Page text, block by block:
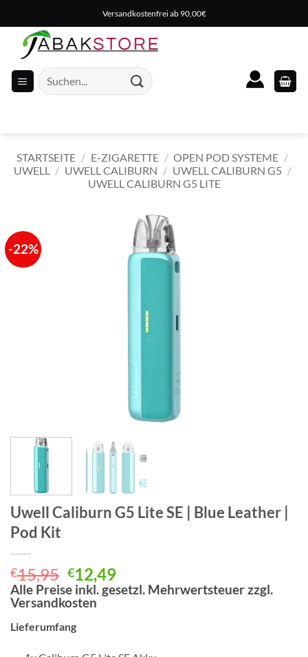
Inhalt
springen
Versandkostenfrei ab 90,00€
Suche
nach:
STARTSEITE / E-ZIGARETTE / OPEN POD SYSTEME /
UWELL / UWELL CALIBURN / UWELL CALIBURN G5 /
UWELL CALIBURN G5 LITE
-22%
Uwell Caliburn G5 Lite SE | Blue Leather |
Pod Kit
€15,95 Ursprünglicher
Preis
war:
€15,95
€12,49Aktueller
Preis
Alle Preise inkl. gesetzl. Mehrwertsteuer zzgl.
Versandkosten
Lieferumfang